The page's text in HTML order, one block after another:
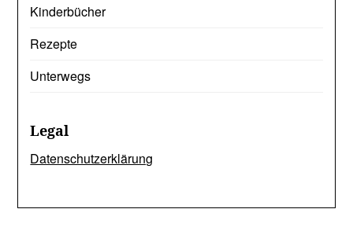
Kinderbücher
Rezepte
Unterwegs
Legal
Datenschutzerklärung